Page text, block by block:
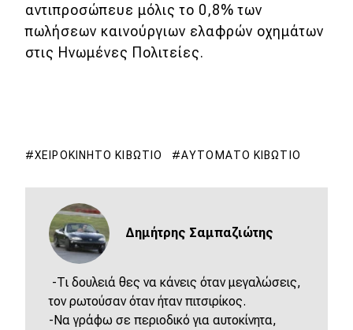
αντιπροσώπευε μόλις το 0,8% των
πωλήσεων καινούργιων ελαφρών οχημάτων
στις Ηνωμένες Πολιτείες.
ΧΕΙΡΟΚΊΝΗΤΟ ΚΙΒΏΤΙΟ ΑΥΤΌΜΑΤΟ ΚΙΒΏΤΙΟ
Δημήτρης Σαμπαζιώτης
-Τι δουλειά θες να κάνεις όταν μεγαλώσεις,
τον ρωτούσαν όταν ήταν πιτσιρίκος.
-Να γράφω σε περιοδικό για αυτοκίνητα,